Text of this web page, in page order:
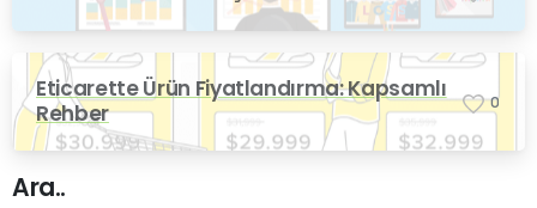
Eticarette Ürün Fiyatlandırma: Kapsamlı
Rehber
0
Ara..